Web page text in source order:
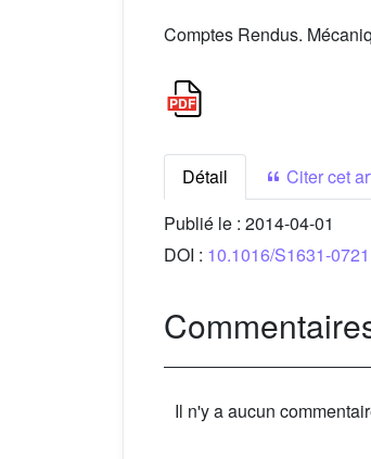
Comptes Rendus.
Détail
Citer cet
Publié le : 2014-04-01
DOI : 10.1016/S1631-
Il n'y a aucun